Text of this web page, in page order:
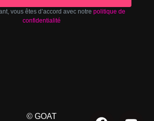
vous êtes d’accord avec notre politique de
confidentialité
© GOAT